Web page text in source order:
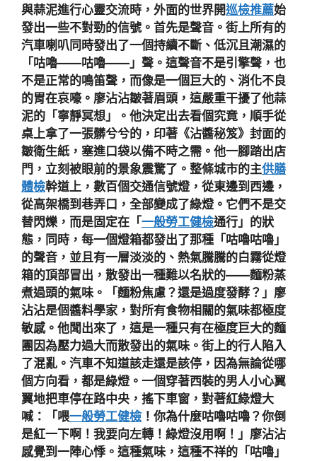
與蒜泥進行心靈交流時，外面的世界開巡檢推薦始
發出一些不對勁的信號。首先是聲音。街上所有的
汽車喇叭同時發出了一個持續不斷、低沉且潮濕的
「咕嚕——咕嚕——」聲。這聲音不是引擎聲，也
不是正常的鳴笛聲，而像是一個巨大的、消化不良
的胃在哀嚎。廖沾沾皺著眉頭，這嚴重干擾了他蒜
泥的「寧靜冥想」。他決定出去看個究竟，順手從
桌上拿了一張髒兮兮的，印著《沾醬秘笈》封面的
皺衛生紙，塞進口袋以備不時之需。他一腳踏出店
門，立刻被眼前的景象震驚了。整條城市的主供膳
體檢幹道上，數百個交通信號燈，從東邊到西邊，
從高架橋到巷弄口，全部變成了綠燈。它們不是交
替閃爍，而是固定在「一般勞工健檢通行」的狀
態，同時，每一個燈箱都發出了那種「咕嚕咕嚕」
的聲音，並且有一層淡淡的、熱氣騰騰的白霧從燈
箱的頂部冒出，散發出一種難以名狀的——麵粉蒸
煮過頭的氣味。「麵粉焦慮？還是過度發酵？」廖
沾沾是個醬料學家，對所有食物相關的氣味都極度
敏感。他聞出來了，這是一種只有在極度巨大的麵
團因為壓力過大而散發出的氣味。街上的行人陷入
了混亂。汽車不知道該走還是該停，因為無論從哪
個方向看，都是綠燈。一個穿著西裝的男人小心翼
翼地把車停在路中央，搖下車窗，對著紅綠燈大
喊：「喂一般勞工健檢 ！你為什麼咕嚕咕嚕？你倒
是紅一下啊！我要向左轉！綠燈沒用啊！」廖沾沾
感覺到一陣心悸。這種氣味，這種不祥的「咕嚕」